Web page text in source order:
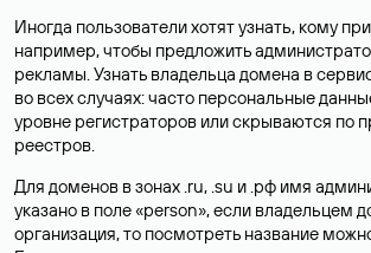
Иногда пользователи хотят узнать, кому
например, чтобы предложить
рекламы. Узнать владельца домена в
во всех случаях: часто персональные
уровне регистраторов или скрываются по
реестров.
Для доменов в зонах .ru, .su и .рф имя
указано в поле «person», если владельцем
организация, то посмотреть название